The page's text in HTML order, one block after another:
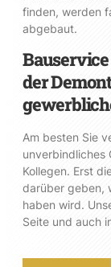
finden, werden
abgebaut.
der
Am besten Sie
unverbindliches
Kollegen. Erst
darüber geben,
haben wird.
Seite und auch